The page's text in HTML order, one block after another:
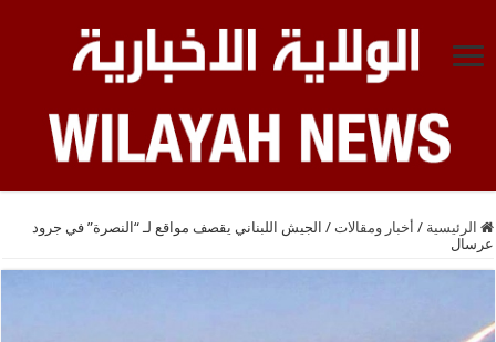
الرئيسية / أخبار ومقالات / الجيش اللبناني يقصف مواقع لـ “النصرة” في جرود
عرسال